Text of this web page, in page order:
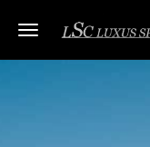
Toggle navigation